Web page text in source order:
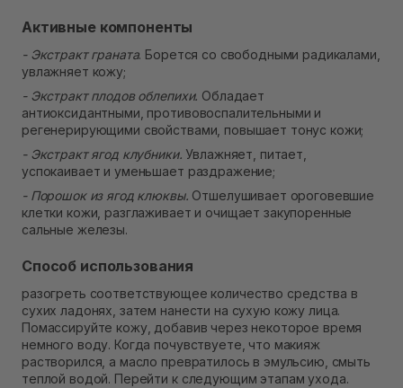
Активные компоненты
- Экстракт граната. Борется со свободными радикалами,
увлажняет кожу;
- Экстракт плодов облепихи. Обладает
антиоксидантными, противовоспалительными и
регенерирующими свойствами, повышает тонус кожи;
- Экстракт ягод клубники. Увлажняет, питает,
успокаивает и уменьшает раздражение;
- Порошок из ягод клюквы. Отшелушивает ороговевшие
клетки кожи, разглаживает и очищает закупоренные
сальные железы.
Способ использования
разогреть соответствующее количество средства в
сухих ладонях, затем нанести на сухую кожу лица.
Помассируйте кожу, добавив через некоторое время
немного воду. Когда почувствуете, что макияж
растворился, а масло превратилось в эмульсию, смыть
теплой водой. Перейти к следующим этапам ухода.